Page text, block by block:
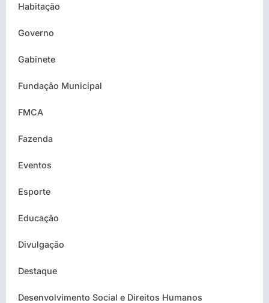
Habitação
Governo
Gabinete
Fundação Municipal
FMCA
Fazenda
Eventos
Esporte
Educação
Divulgação
Destaque
Desenvolvimento Social e Direitos Humanos